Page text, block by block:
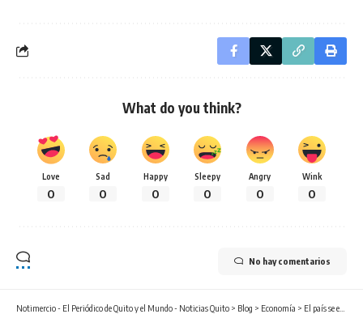
What do you think?
Love
0
Sad
0
Happy
0
Sleepy
0
Angry
0
Wink
0
No hay comentarios
Notimercio - El Periódico de Quito y el Mundo - Noticias Quito > Blog > Economía > El país se electrifica: así avanza la nueva era de movilidad en Ecuador